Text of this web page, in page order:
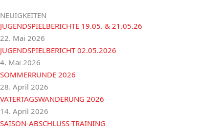
NEUIGKEITEN
JUGENDSPIELBERICHTE 19.05. & 21.05.26
22. Mai 2026
JUGENDSPIELBERICHT 02.05.2026
4. Mai 2026
SOMMERRUNDE 2026
28. April 2026
VATERTAGSWANDERUNG 2026
14. April 2026
SAISON-ABSCHLUSS-TRAINING